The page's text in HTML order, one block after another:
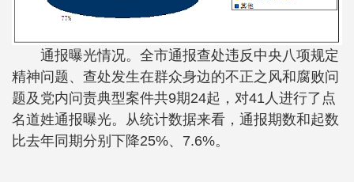
通报曝光情况。全市通报查处违反中央八项规定
精神问题、查处发生在群众身边的不正之风和腐败问
题及党内问责典型案件共9期24起，对41人进行了点
名道姓通报曝光。从统计数据来看，通报期数和起数
比去年同期分别下降25%、7.6%。